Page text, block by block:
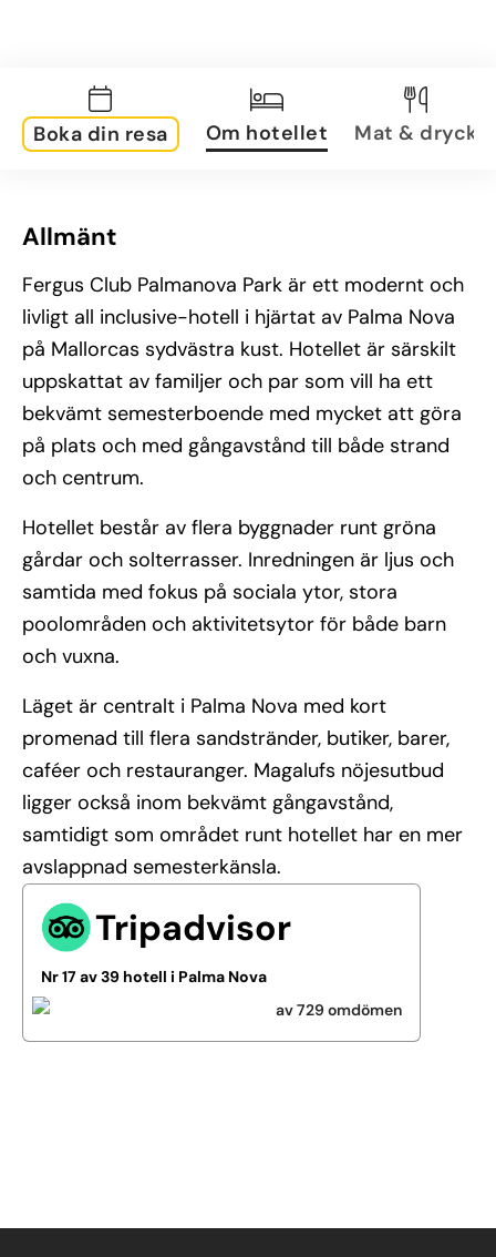
Boka din resa Om hotellet Mat & dryck
Allmänt
Fergus Club Palmanova Park är ett modernt och
livligt all inclusive-hotell i hjärtat av Palma Nova
på Mallorcas sydvästra kust. Hotellet är särskilt
uppskattat av familjer och par som vill ha ett
bekvämt semesterboende med mycket att göra
på plats och med gångavstånd till både strand
och centrum.
Hotellet består av flera byggnader runt gröna
gårdar och solterrasser. Inredningen är ljus och
samtida med fokus på sociala ytor, stora
poolområden och aktivitetsytor för både barn
och vuxna.
Läget är centralt i Palma Nova med kort
promenad till flera sandstränder, butiker, barer,
caféer och restauranger. Magalufs nöjesutbud
ligger också inom bekvämt gångavstånd,
samtidigt som området runt hotellet har en mer
avslappnad semesterkänsla.
Tripadvisor
Nr 17 av 39 hotell i Palma Nova
av 729 omdömen